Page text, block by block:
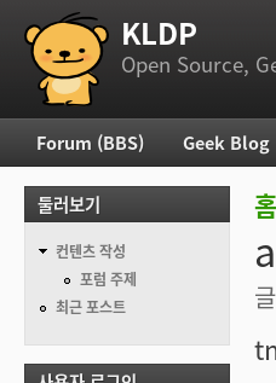
부 메뉴 KLDP
Open Source,
홈
주 메뉴
Forum (BBS) Geek Blog
둘러보기
컨텐츠 작성
포럼 주제
최근 포스트